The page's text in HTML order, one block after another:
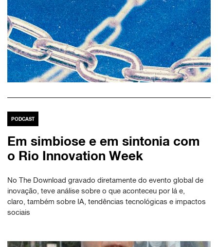
PODCAST
Em simbiose e em sintonia com
o Rio Innovation Week
No The Download gravado diretamente do evento global de
inovação, teve análise sobre o que aconteceu por lá e,
claro, também sobre IA, tendências tecnológicas e impactos
sociais